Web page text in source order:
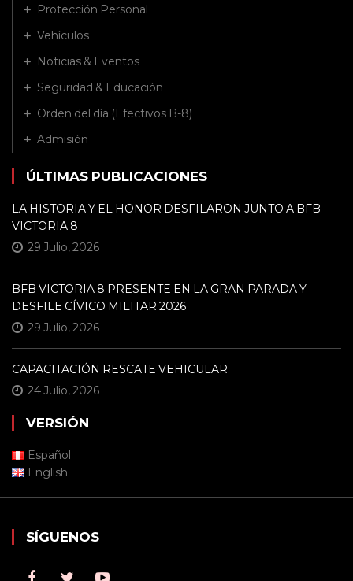
Protección Personal
Vehículos
Noticias & Eventos
Seguridad & Educación
Orden del día (Efectivos B-8)
Admisión
ÚLTIMAS PUBLICACIONES
LA HISTORIA Y EL HONOR DESFILARON JUNTO A BFB
VICTORIA 8
29 Julio, 2026
BFB VICTORIA 8 PRESENTE EN LA GRAN PARADA Y
DESFILE CÍVICO MILITAR 2026
29 Julio, 2026
CAPACITACIÓN RESCATE VEHICULAR
24 Julio, 2026
VERSIÓN
Español
English
SÍGUENOS